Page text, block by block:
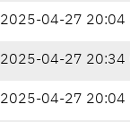
2025-04-27 20:04
2025-04-27 20:34
2025-04-27 20:04